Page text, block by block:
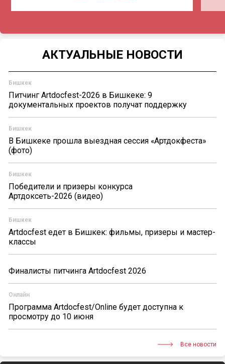
АКТУАЛЬНЫЕ НОВОСТИ
Бишкек
Питчинг Artdocfest-2026 в Бишкеке: 9
документальных проектов получат поддержку
Бишкек
В Бишкеке прошла выездная сессия «Артдокфеста»
(фото)
Бишкек
Победители и призеры конкурса
Артдоксеть-2026 (видео)
Бишкек
Artdocfest едет в Бишкек: фильмы, призеры и мастер-
классы
Финалисты питчинга Artdocfest 2026
Онлайн
Программа Artdocfest/Online будет доступна к
просмотру до 10 июня
Все новости